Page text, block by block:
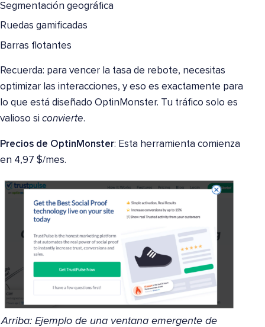
Segmentación geográfica
Ruedas gamificadas
Barras flotantes
Recuerda: para vencer la tasa de rebote, necesitas
optimizar las interacciones, y eso es exactamente para
lo que está diseñado OptinMonster. Tu tráfico solo es
valioso si convierte.
Precios de OptinMonster: Esta herramienta comienza
en 4,97 $/mes.
Arriba: Ejemplo de una ventana emergente de